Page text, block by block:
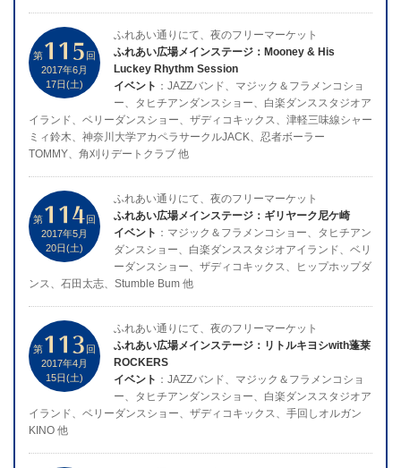
第115 回
2017年6月
17日(土)
ふれあい通りにて、夜のフリーマーケット
ふれあい広場メインステージ：Mooney & His
Luckey Rhythm Session
イベント ：JAZZバンド、マジック＆フラメンコショ
ー、タヒチアンダンスショー、白楽ダンススタジオア
イランド、ベリーダンスショー、ザディコキックス、津軽三味線シャー
ミィ鈴木、神奈川大学アカペラサークルJACK、忍者ボーラー
TOMMY、角刈りデートクラブ 他
第114回
2017年5月
20日(土)
ふれあい通りにて、夜のフリーマーケット
ふれあい広場メインステージ：ギリヤーク尼ケ崎
イベント ：マジック＆フラメンコショー、タヒチアン
ダンスショー、白楽ダンススタジオアイランド、ベリ
ーダンスショー、ザディコキックス、ヒップホップダ
ンス、石田太志、Stumble Bum 他
第113 回
2017年4月
15日(土)
ふれあい通りにて、夜のフリーマーケット
ふれあい広場メインステージ：リトルキヨシwith蓬莱
ROCKERS
イベント ：JAZZバンド、マジック＆フラメンコショ
ー、タヒチアンダンスショー、白楽ダンススタジオア
イランド、ベリーダンスショー、ザディコキックス、手回しオルガン
KINO 他